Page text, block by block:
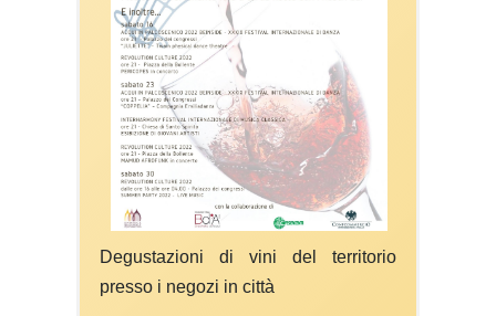
Degustazioni di vini del territorio
presso i negozi in città